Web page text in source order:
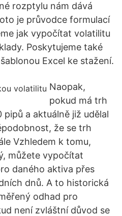
rozptylu nám dává
je průvodce formulací
jak vypočítat volatilitu
Poskytujeme také
Excel ke stažení.
Naopak,
pokud má trh
a aktuálně již udělal
že se trh
Vzhledem k tomu,
můžete vypočítat
daného aktiva přes
dnů. A to historická
odhad pro
není zvláštní důvod se